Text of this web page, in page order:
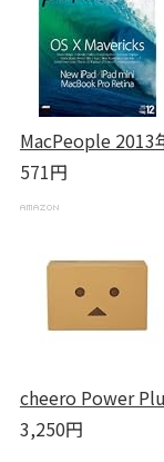
MacPeople
571円
cheero Power
3,250円